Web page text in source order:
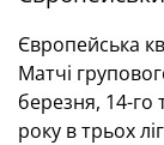
Європейська
Матчі
березня, 14-го
року в трьох